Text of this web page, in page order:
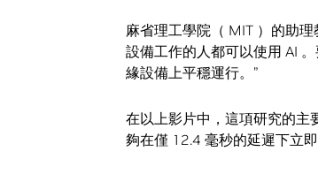
麻省理工學院（ MIT ）的助
設備工作的人都可以使用 AI
緣設備上平穩運行。”
在以上影片中，這項研究的
夠在僅 12.4 毫秒的延遲下立即